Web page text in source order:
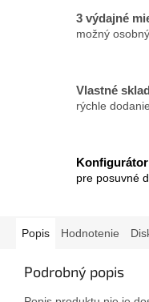
3 výdajné
možný
Vlastné
rýchle
Konfigurátor
pre posuvné
Popis Hodnotenie
Podrobný popis